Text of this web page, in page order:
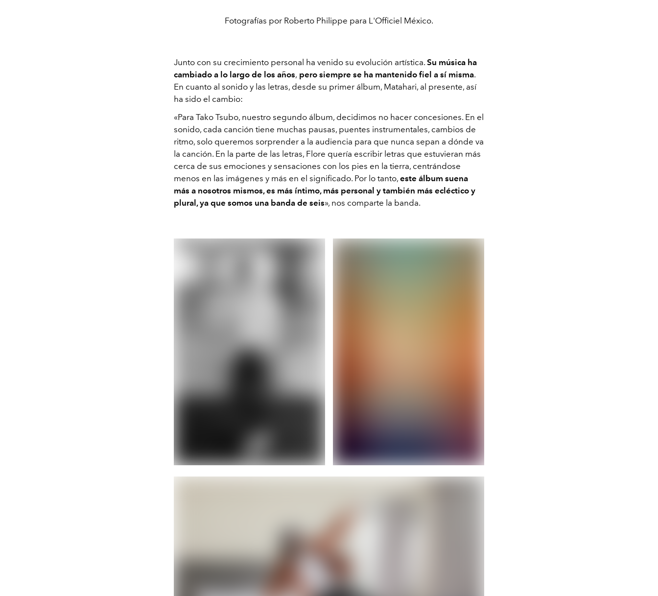
Fotografías por Roberto Philippe para L'Officiel México.
Junto con su crecimiento personal ha venido su evolución artística. Su música ha
cambiado a lo largo de los años, pero siempre se ha mantenido fiel a sí misma.
En cuanto al sonido y las letras, desde su primer álbum, Matahari, al presente, así
ha sido el cambio:
«Para Tako Tsubo, nuestro segundo álbum, decidimos no hacer concesiones. En el
sonido, cada canción tiene muchas pausas, puentes instrumentales, cambios de
ritmo, solo queremos sorprender a la audiencia para que nunca sepan a dónde va
la canción. En la parte de las letras, Flore quería escribir letras que estuvieran más
cerca de sus emociones y sensaciones con los pies en la tierra, centrándose
menos en las imágenes y más en el significado. Por lo tanto, este álbum suena
más a nosotros mismos, es más íntimo, más personal y también más ecléctico y
plural, ya que somos una banda de seis», nos comparte la banda.